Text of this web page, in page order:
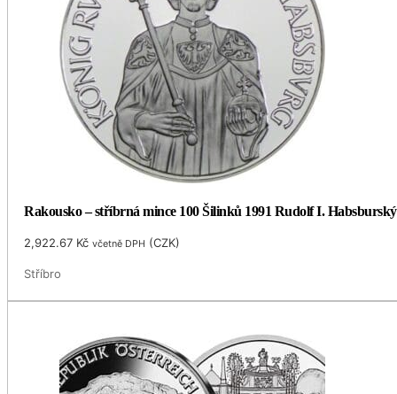
Rakousko – stříbrná mince 100 Šilinků 1991 Rudolf I.
2,922.67 Kč včetně DPH (CZK)
Stříbro